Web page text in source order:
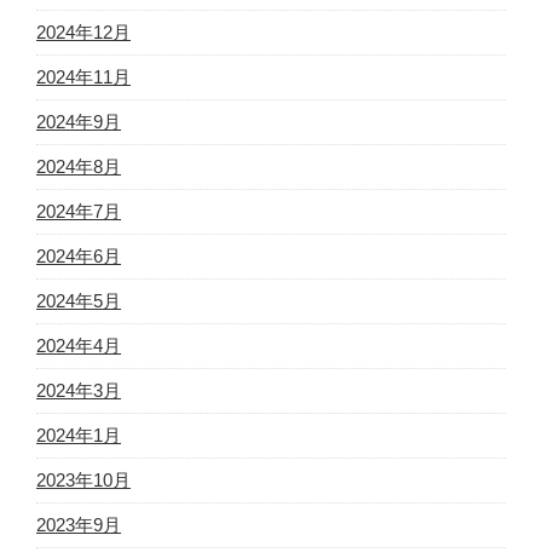
2024年12月
2024年11月
2024年9月
2024年8月
2024年7月
2024年6月
2024年5月
2024年4月
2024年3月
2024年1月
2023年10月
2023年9月